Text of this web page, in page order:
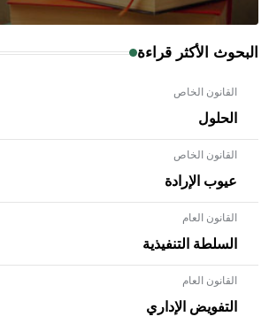
البحوث الأكثر قراءة
القانون الخاص
الحلول
القانون الخاص
عيوب الإرادة
القانون العام
السلطة التنفيذية
القانون العام
التفويض الإداري
- هل تعلم أن الأبلق نوع من الفنون
بالعمارة الإسلامية في بلاد الشام ومصر
المعمار على بناء مداميكه وخاصة في الواجهات